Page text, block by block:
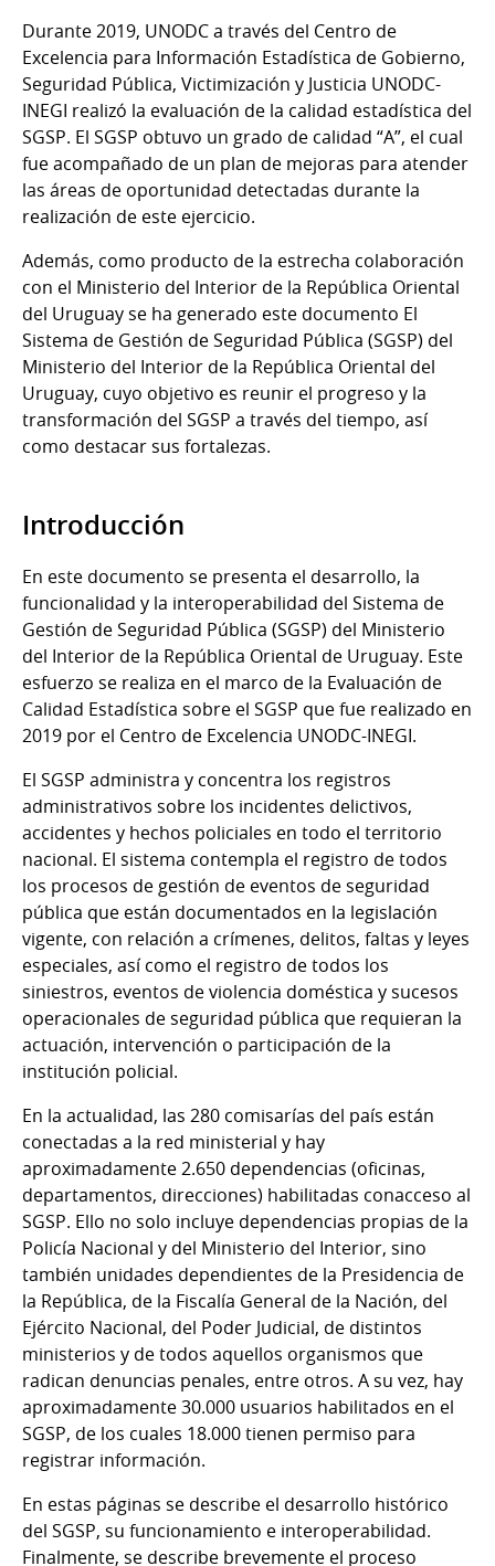
Durante 2019, UNODC a través del Centro de
Excelencia para Información Estadística de Gobierno,
Seguridad Pública, Victimización y Justicia UNODC-
INEGI realizó la evaluación de la calidad estadística del
SGSP. El SGSP obtuvo un grado de calidad “A”, el cual
fue acompañado de un plan de mejoras para atender
las áreas de oportunidad detectadas durante la
realización de este ejercicio.
Además, como producto de la estrecha colaboración
con el Ministerio del Interior de la República Oriental
del Uruguay se ha generado este documento El
Sistema de Gestión de Seguridad Pública (SGSP) del
Ministerio del Interior de la República Oriental del
Uruguay, cuyo objetivo es reunir el progreso y la
transformación del SGSP a través del tiempo, así
como destacar sus fortalezas.
Introducción
En este documento se presenta el desarrollo, la
funcionalidad y la interoperabilidad del Sistema de
Gestión de Seguridad Pública (SGSP) del Ministerio
del Interior de la República Oriental de Uruguay. Este
esfuerzo se realiza en el marco de la Evaluación de
Calidad Estadística sobre el SGSP que fue realizado en
2019 por el Centro de Excelencia UNODC-INEGI.
El SGSP administra y concentra los registros
administrativos sobre los incidentes delictivos,
accidentes y hechos policiales en todo el territorio
nacional. El sistema contempla el registro de todos
los procesos de gestión de eventos de seguridad
pública que están documentados en la legislación
vigente, con relación a crímenes, delitos, faltas y leyes
especiales, así como el registro de todos los
siniestros, eventos de violencia doméstica y sucesos
operacionales de seguridad pública que requieran la
actuación, intervención o participación de la
institución policial.
En la actualidad, las 280 comisarías del país están
conectadas a la red ministerial y hay
aproximadamente 2.650 dependencias (oficinas,
departamentos, direcciones) habilitadas conacceso al
SGSP. Ello no solo incluye dependencias propias de la
Policía Nacional y del Ministerio del Interior, sino
también unidades dependientes de la Presidencia de
la República, de la Fiscalía General de la Nación, del
Ejército Nacional, del Poder Judicial, de distintos
ministerios y de todos aquellos organismos que
radican denuncias penales, entre otros. A su vez, hay
aproximadamente 30.000 usuarios habilitados en el
SGSP, de los cuales 18.000 tienen permiso para
registrar información.
En estas páginas se describe el desarrollo histórico
del SGSP, su funcionamiento e interoperabilidad.
Finalmente, se describe brevemente el proceso